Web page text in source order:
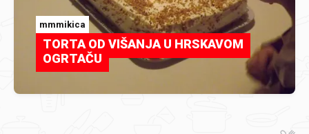
mmmikica
TORTA OD VIŠANJA U HRSKAVOM
OGRTAČU